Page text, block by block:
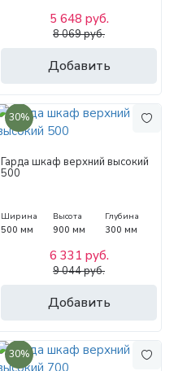
Добавить
5 648 руб.
8 069 руб.
30%
Гарда шкаф верхний высокий
500
Ширина
500 мм
Высота
900 мм
Глубина
300 мм
Добавить
6 331 руб.
9 044 руб.
30%